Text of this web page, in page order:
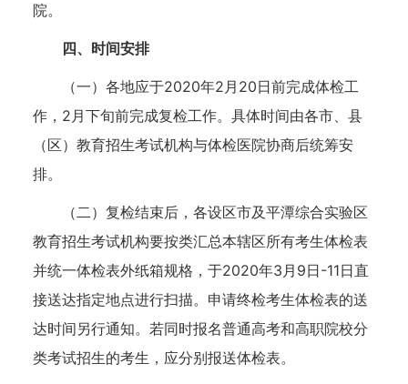
院。
四、时间安排
（一）各地应于2020年2月20日前完成体检工
作，2月下旬前完成复检工作。具体时间由各市、县
（区）教育招生考试机构与体检医院协商后统筹安
排。
（二）复检结束后，各设区市及平潭综合实验区
教育招生考试机构要按类汇总本辖区所有考生体检表
并统一体检表外纸箱规格，于2020年3月9日-11日直
接送达指定地点进行扫描。申请终检考生体检表的送
达时间另行通知。若同时报名普通高考和高职院校分
类考试招生的考生，应分别报送体检表。